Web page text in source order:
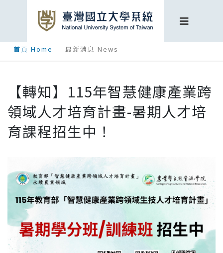
首頁 Home 最新消息 News
【轉知】115年智慧健康產業跨
領域人才培育計畫-暑期人才培
育課程招生中！